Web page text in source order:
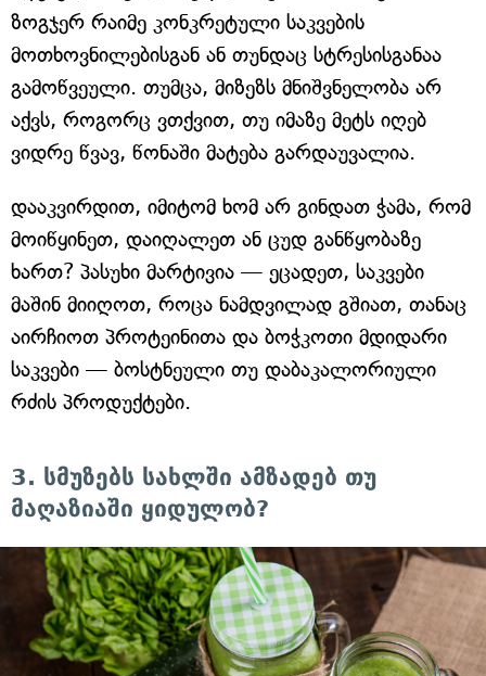
ზოგჯერ რაიმე კონკრეტული საკვების
მოთხოვნილებისგან ან თუნდაც სტრესისგანაა
გამოწვეული. თუმცა, მიზეზს მნიშვნელობა არ
აქვს, როგორც ვთქვით, თუ იმაზე მეტს იღებ
ვიდრე წვავ, წონაში მატება გარდაუვალია.
დააკვირდით, იმიტომ ხომ არ გინდათ ჭამა, რომ
მოიწყინეთ, დაიღალეთ ან ცუდ განწყობაზე
ხართ? პასუხი მარტივია — ეცადეთ, საკვები
მაშინ მიიღოთ, როცა ნამდვილად გშიათ, თანაც
აირჩიოთ პროტეინითა და ბოჭკოთი მდიდარი
საკვები — ბოსტნეული თუ დაბაკალორიული
რძის პროდუქტები.
3. სმუზებს სახლში ამზადებ თუ
მაღაზიაში ყიდულობ?